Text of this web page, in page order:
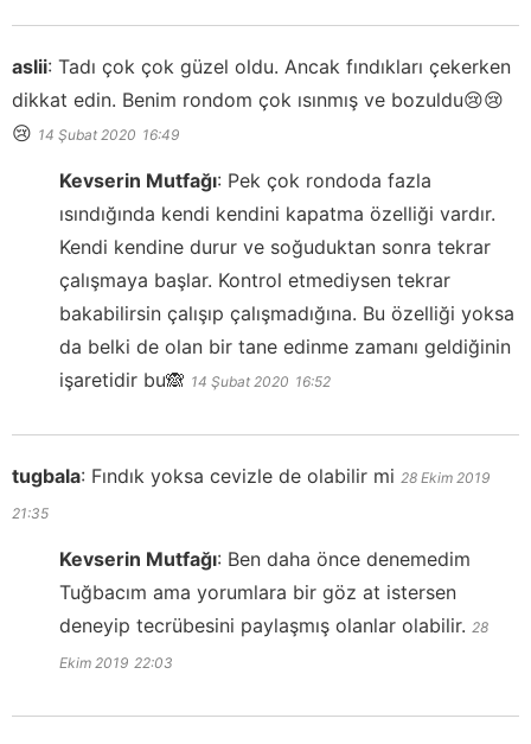
aslii: Tadı çok çok güzel oldu. Ancak fındıkları çekerken
dikkat edin. Benim rondom çok ısınmış ve bozuldu😢😢
😢 14 Şubat 2020 16:49
Kevserin Mutfağı: Pek çok rondoda fazla
ısındığında kendi kendini kapatma özelliği vardır.
Kendi kendine durur ve soğuduktan sonra tekrar
çalışmaya başlar. Kontrol etmediysen tekrar
bakabilirsin çalışıp çalışmadığına. Bu özelliği yoksa
da belki de olan bir tane edinme zamanı geldiğinin
işaretidir bu🙈 14 Şubat 2020 16:52
tugbala: Fındık yoksa cevizle de olabilir mi 28 Ekim 2019
21:35
Kevserin Mutfağı: Ben daha önce denemedim
Tuğbacım ama yorumlara bir göz at istersen
deneyip tecrübesini paylaşmış olanlar olabilir. 28
Ekim 2019 22:03